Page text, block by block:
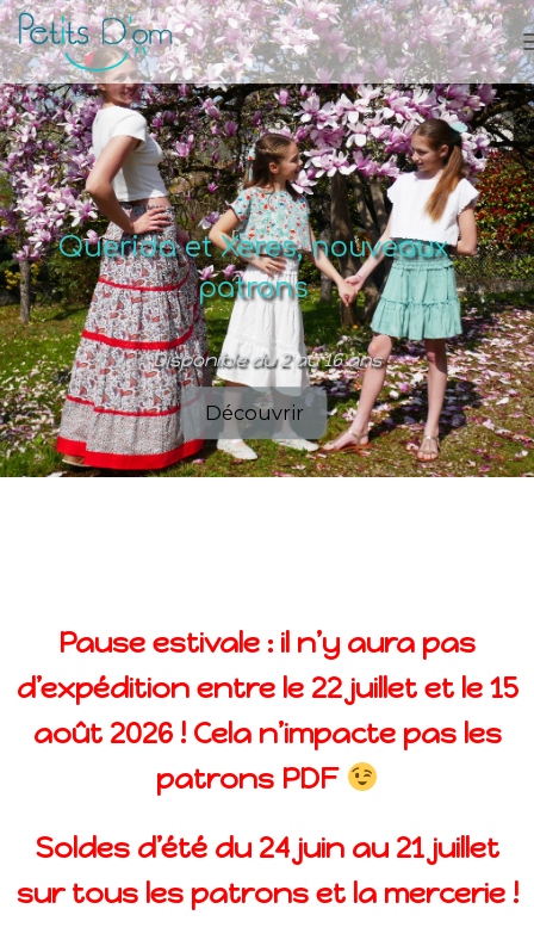
Querida et Xeres, nouveaux
patrons
Disponible du 2 au 16 ans
Découvrir
Pause estivale : il n’y aura pas
d’expédition entre le 22 juillet et le 15
août 2026 ! Cela n’impacte pas les
patrons PDF
Soldes d’été du 24 juin au 21 juillet
sur tous les patrons et la mercerie !